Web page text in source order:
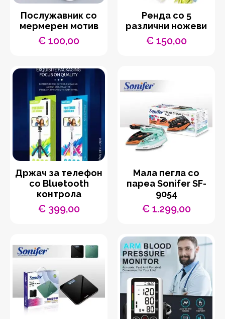
Послужавник со
мермерен мотив
€ 100,00
Ренда со 5
различни ножеви
€150,00
Држач за телефон
со Bluetooth
контрола
€399,00
Мала пегла со
пареа Sonifer SF-
9054
€1.299,00